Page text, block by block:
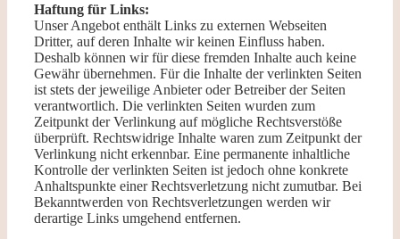
Haftung für Links:
Unser Angebot enthält Links zu externen Webseiten
Dritter, auf deren Inhalte wir keinen Einfluss haben.
Deshalb können wir für diese fremden Inhalte auch keine
Gewähr übernehmen. Für die Inhalte der verlinkten Seiten
ist stets der jeweilige Anbieter oder Betreiber der Seiten
verantwortlich. Die verlinkten Seiten wurden zum
Zeitpunkt der Verlinkung auf mögliche Rechtsverstöße
überprüft. Rechtswidrige Inhalte waren zum Zeitpunkt der
Verlinkung nicht erkennbar. Eine permanente inhaltliche
Kontrolle der verlinkten Seiten ist jedoch ohne konkrete
Anhaltspunkte einer Rechtsverletzung nicht zumutbar. Bei
Bekanntwerden von Rechtsverletzungen werden wir
derartige Links umgehend entfernen.